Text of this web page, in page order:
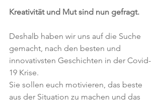
Kreativität und Mut sind nun gefragt.
Deshalb haben wir uns auf die Suche
gemacht, nach den besten und
innovativsten Geschichten in der Covid-
19 Krise.
Sie sollen euch motivieren, das beste
aus der Situation zu machen und das